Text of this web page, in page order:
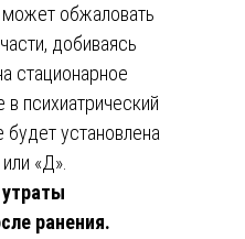
обжаловать
добиваясь
стационарное
в психиатрический
будет установлена
«Д».
ранения.